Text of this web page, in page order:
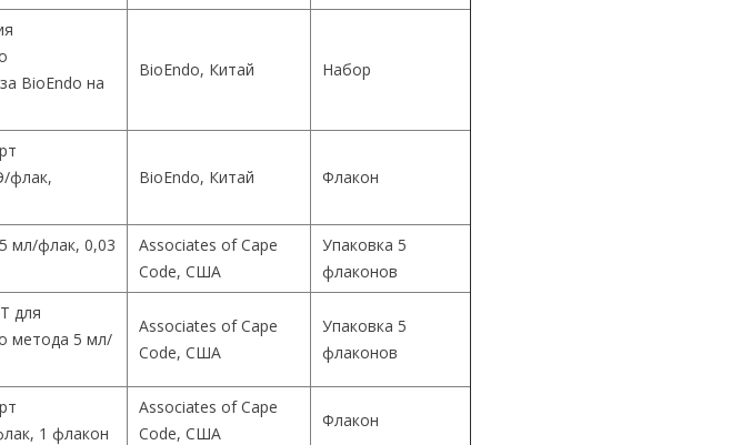
BioEndo на
BioEndo, Китай Набор
флак,
BioEndo, Китай Флакон
мл/флак, 0,03
Associates of Cape
Code, США
Упаковка 5
флаконов
для
метода 5 мл/
Associates of Cape
Code, США
Упаковка 5
флаконов
1 флакон
Associates of Cape
Code, США
Флакон